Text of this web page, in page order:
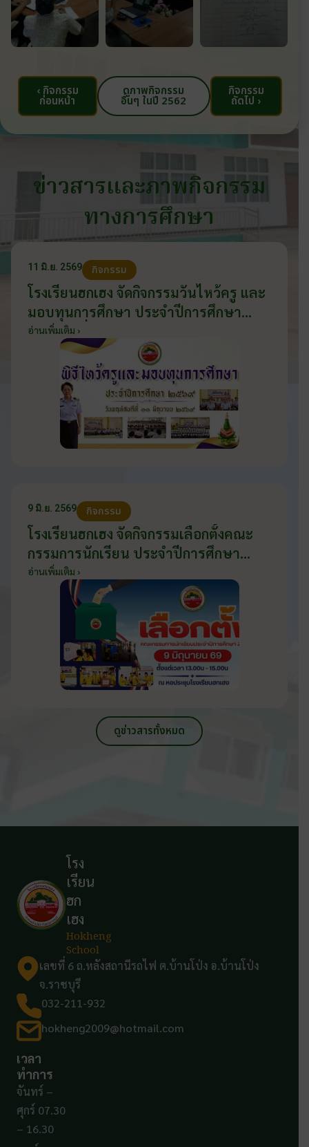
‹ กิจกรรม
ก่อนหน้า
ดูภาพกิจกรรม
อื่นๆ ในปี 2562
กิจกรรม
ถัดไป ›
ข่าวสารและภาพกิจกรรม
ทางการศึกษา
11 มิ.ย. 2569 กิจกรรม
โรงเรียนฮกเฮง จัดกิจกรรมวันไหว้ครู และ
มอบทุนการศึกษา ประจำปีการศึกษา
2569 วันที่ 11 มิถุนายน 2569
อ่านเพิ่มเติม ›
9 มิ.ย. 2569 กิจกรรม
โรงเรียนฮกเฮง จัดกิจกรรมเลือกตั้งคณะ
กรรมการนักเรียน ประจำปีการศึกษา
2569 ส่งเสริมประชาธิปไตยในโรงเรียน
วันที่ 9 มิถุนายน 2569
อ่านเพิ่มเติม ›
ดูข่าวสารทั้งหมด
โรง
เรียน
ฮก
เฮง
Hokheng
School
เลขที่ 6 ถ.หลังสถานีรถไฟ ต.บ้านโป่ง อ.บ้านโป่ง
จ.ราชบุรี
032-211-932
hokheng2009@hotmail.com
เวลา
ทำการ
จันทร์ –
ศุกร์ 07.30
– 16.30